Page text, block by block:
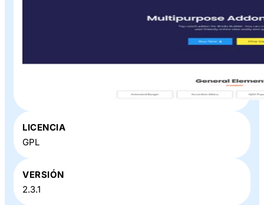
» en Baratillo WP
LICENCIA
GPL
VERSIÓN
2.3.1